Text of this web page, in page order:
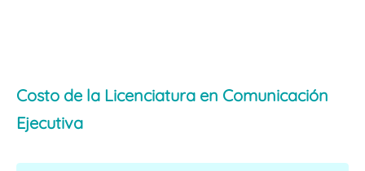
Costo de la Licenciatura en Comunicación
Ejecutiva